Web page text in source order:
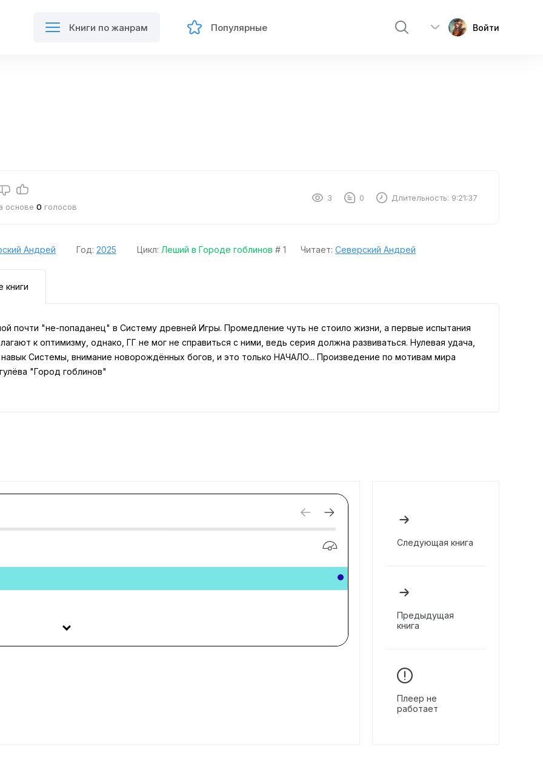
Книги по жанрам Популярные Войти
основе 0 голосов
3 0 Длительность: 9:21:37
Андрей Год: 2025 Цикл: Леший в Городе гоблинов # 1 Читает: Северский Андрей
книги
почти "не-попаданец" в Систему древней Игры. Промедление чуть не стоило жизни, а первые испытания
к оптимизму, однако, ГГ не мог не справиться с ними, ведь серия должна развиваться. Нулевая удача,
Системы, внимание новорождённых богов, и это только НАЧАЛО... Произведение по мотивам мира
"Город гоблинов"
Следующая книга
Предыдущая
книга
Плеер не
работает